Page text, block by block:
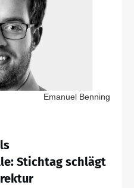
Emanuel Benning
Stichtag schlägt